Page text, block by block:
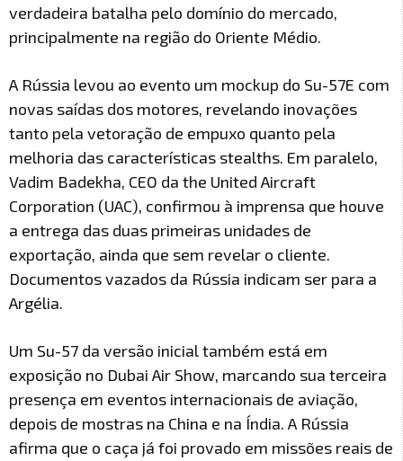
verdadeira batalha pelo domínio do mercado,
principalmente na região do Oriente Médio.
A Rússia levou ao evento um mockup do Su-57E com
novas saídas dos motores, revelando inovações
tanto pela vetoração de empuxo quanto pela
melhoria das características stealths. Em paralelo,
Vadim Badekha, CEO da the United Aircraft
Corporation (UAC), confirmou à imprensa que houve
a entrega das duas primeiras unidades de
exportação, ainda que sem revelar o cliente.
Documentos vazados da Rússia indicam ser para a
Argélia.
Um Su-57 da versão inicial também está em
exposição no Dubai Air Show, marcando sua terceira
presença em eventos internacionais de aviação,
depois de mostras na China e na Índia. A Rússia
afirma que o caça já foi provado em missões reais de